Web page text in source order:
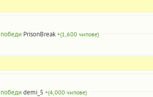
победи PrisonBreak +(1,600 чипове)
победи demi_5 +(4,000 чипове)